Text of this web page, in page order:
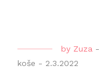
by Zuza -
koše - 2.3.2022